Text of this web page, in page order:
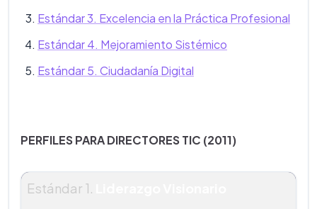
Estándar 3. Excelencia en la Práctica Profesional
Estándar 4. Mejoramiento Sistémico
Estándar 5. Ciudadanía Digital
PERFILES PARA DIRECTORES TIC (2011)
Estándar 1.